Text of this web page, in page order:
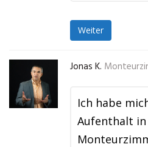
Weiter
Jonas K.
Ich habe
Aufenthalt in